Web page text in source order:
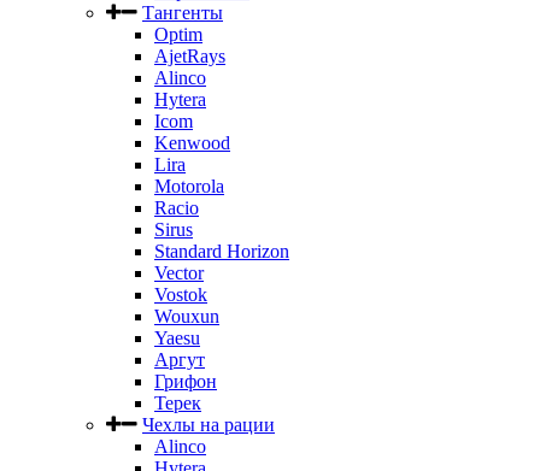
Тангенты
Optim
AjetRays
Alinco
Hytera
Icom
Kenwood
Lira
Motorola
Racio
Sirus
Standard Horizon
Vector
Vostok
Wouxun
Yaesu
Аргут
Грифон
Терек
Чехлы на рации
Alinco